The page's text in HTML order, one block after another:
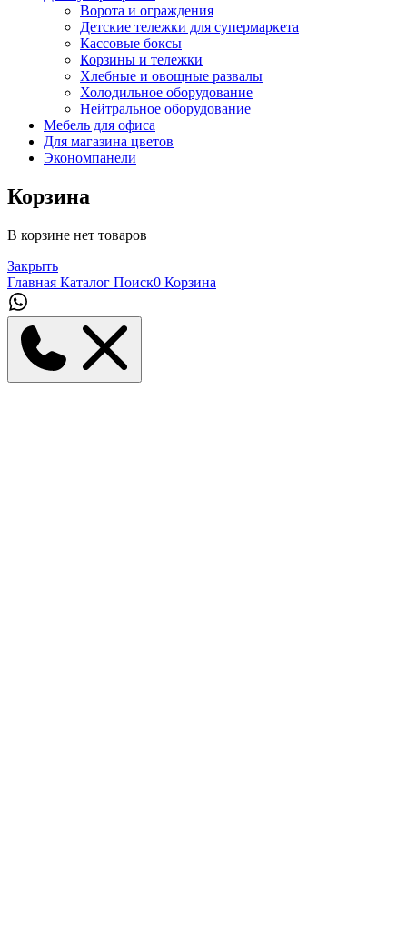
Ворота и ограждения
Детские тележки для супермаркета
Кассовые боксы
Корзины и тележки
Хлебные и овощные развалы
Холодильное оборудование
Нейтральное оборудование
Мебель для офиса
Для магазина цветов
Экономпанели
Корзина
В корзине нет товаров
Закрыть
Главная Каталог Поиск0 Корзина